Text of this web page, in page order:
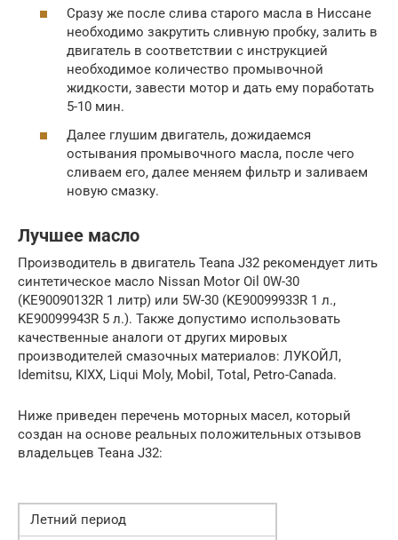
Сразу же после слива старого масла в Ниссане
необходимо закрутить сливную пробку, залить в
двигатель в соответствии с инструкцией
необходимое количество промывочной
жидкости, завести мотор и дать ему поработать
5-10 мин.
Далее глушим двигатель, дожидаемся
остывания промывочного масла, после чего
сливаем его, далее меняем фильтр и заливаем
новую смазку.
Лучшее масло
Производитель в двигатель Teana J32 рекомендует лить
синтетическое масло Nissan Motor Oil 0W-30
(KE90090132R 1 литр) или 5W-30 (KE90099933R 1 л.,
KE90099943R 5 л.). Также допустимо использовать
качественные аналоги от других мировых
производителей смазочных материалов: ЛУКОЙЛ,
Idemitsu, KIXX, Liqui Moly, Mobil, Total, Petro-Canada.
Ниже приведен перечень моторных масел, который
создан на основе реальных положительных отзывов
владельцев Теана J32:
Летний период